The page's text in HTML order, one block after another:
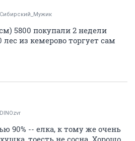
Сибирский_Мужик
5800 покупали 2 недели
лес из кемерово торгует сам
DINOzvr
90% -- елка, к тому же очень
тоесть не сосна. Хорошо